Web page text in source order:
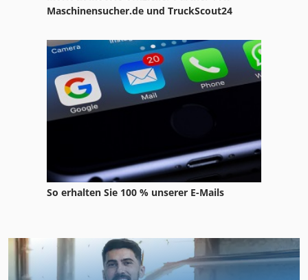
Maschinensucher.de und TruckScout24
So erhalten Sie 100 % unserer E-Mails